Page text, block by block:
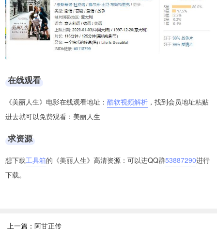
在线观看
《美丽人生》电影在线观看地址：酷软视频解析 ，找到会员地址粘贴
进去就可以免费观看：美丽人生
求资源
想下载工具箱的《美丽人生》高清资源：可以进QQ群53887290进行
下载。
上一篇： 阿甘正传